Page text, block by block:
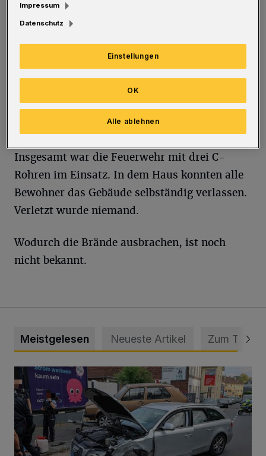
B etroffen war zunächst eine kleine
Gartenhütte. Die Flammen griffen auf
mussten die Einsatzkräfte zu einer in rund 80
Meter Entfernung liegenden kleinen
Insgesamt war die Feuerwehr mit drei C-
Rohren im Einsatz. In dem Haus konnten alle
Bewohner das Gebäude selbständig verlassen.
Verletzt wurde niemand.
Wodurch die Brände ausbrachen, ist noch
nicht bekannt.
Meistgelesen Neueste Artikel Zum Thema
Schwerer Unfall mit 2,48 Promille
Impressum
Datenschutz
Einstellungen
Alle ablehnen
OK